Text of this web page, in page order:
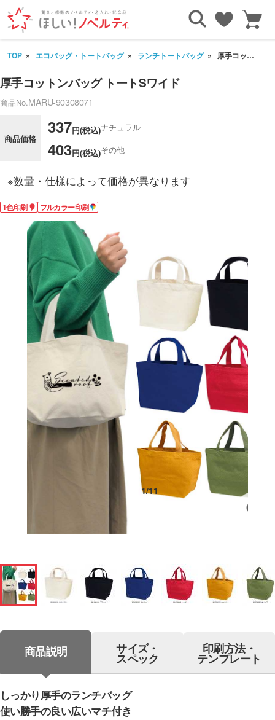
TOP エコバッグ・トートバッグ ランチトートバッグ 厚手コットンバッグ トートSワイド
厚手コットンバッグ トートSワイド
商品No.MARU-90308071
商品価格
337円(税込)ナチュラル
403円(税込)その他
※数量・仕様によって価格が異なります
1色印刷 フルカラー印刷
1/11
商品説明 サイズ・
スペック
印刷方法・
テンプレート
しっかり厚手のランチバッグ
使い勝手の良い広いマチ付き